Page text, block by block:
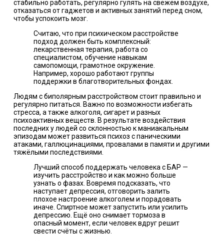
стабильно работать, регулярно гулять на свежем воздухе,
отказаться от гаджетов и активных занятий перед сном,
чтобы успокоить мозг.
Считаю, что при психическом расстройстве
подход должен быть комплексный:
лекарственная терапия, работа со
специалистом, обучение навыкам
самопомощи, грамотное окружение.
Например, хорошо работают группы
поддержки в благотворительных фондах.
Людям с биполярным расстройством стоит правильно и
регулярно питаться. Важно по возможности избегать
стресса, а также алкоголя, сигарет и разных
психоактивных веществ. В результате воздействия
последних у людей со склонностью к маниакальным
эпизодам можетразвиться психоз с паническими
атаками, галлюцинациями, провалами в памяти и другими
тяжёлыми последствиями.
Лучший способ поддержать человека с БАР —
изучить расстройство и как можно больше
узнать о фазах. Вовремя подсказать, что
наступает депрессия, отговорить залить
плохое настроение алкоголем и порадовать
иначе. Спиртное может запустить или усилить
депрессию. Ещё оно снимает тормоза в
опасный момент, если человек вдруг решит
свести счёты с жизнью.